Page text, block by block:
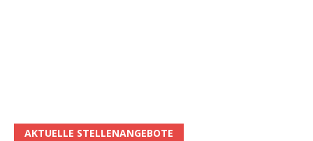
AKTUELLE STELLENANGEBOTE